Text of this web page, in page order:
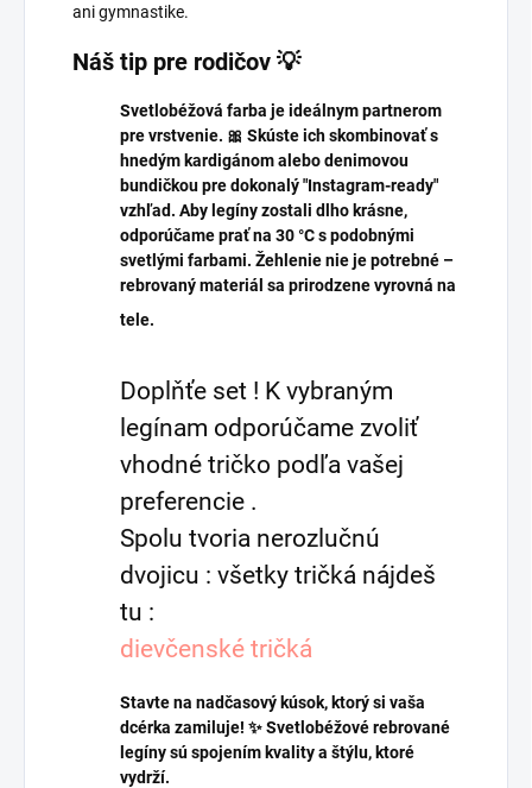
ani gymnastike.
Náš tip pre rodičov 💡
Svetlobéžová farba je ideálnym partnerom
pre vrstvenie. 🎀 Skúste ich skombinovať s
hnedým kardigánom alebo denimovou
bundičkou pre dokonalý "Instagram-ready"
vzhľad. Aby legíny zostali dlho krásne,
odporúčame prať na 30 °C s podobnými
svetlými farbami. Žehlenie nie je potrebné –
rebrovaný materiál sa prirodzene vyrovná na
tele.
Doplňťe set ! K vybraným
legínam odporúčame zvoliť
vhodné tričko podľa vašej
preferencie .
Spolu tvoria nerozlučnú
dvojicu : všetky tričká nájdeš
tu :
dievčenské tričká
Stavte na nadčasový kúsok, ktorý si vaša
dcérka zamiluje! ✨ Svetlobéžové rebrované
legíny sú spojením kvality a štýlu, ktoré
vydrží.